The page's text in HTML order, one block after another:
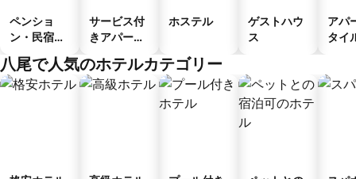
ペンショ
ン・民宿・
ス
サービス付
きアパート
ホステル
ゲストハウ
ス
アパ
タイ
八尾で人気のホテルカテゴリー